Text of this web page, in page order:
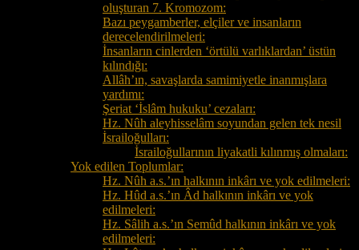
oluşturan 7. Kromozom:
Bazı peygamberler, elçiler ve insanların
derecelendirilmeleri:
İnsanların cinlerden ‘örtülü varlıklardan’ üstün
kılındığı:
Allâh’ın, savaşlarda samimiyetle inanmışlara
yardımı:
Şeriat ‘İslâm hukuku’ cezaları:
Hz. Nûh aleyhisselâm soyundan gelen tek nesil
İsrailoğulları:
İsrailoğullarının liyakatli kılınmış olmaları:
Yok edilen Toplumlar:
Hz. Nûh a.s.’ın halkının inkârı ve yok edilmeleri:
Hz. Hûd a.s.’ın Âd halkının inkârı ve yok
edilmeleri:
Hz. Sâlih a.s.’ın Semûd halkının inkârı ve yok
edilmeleri: